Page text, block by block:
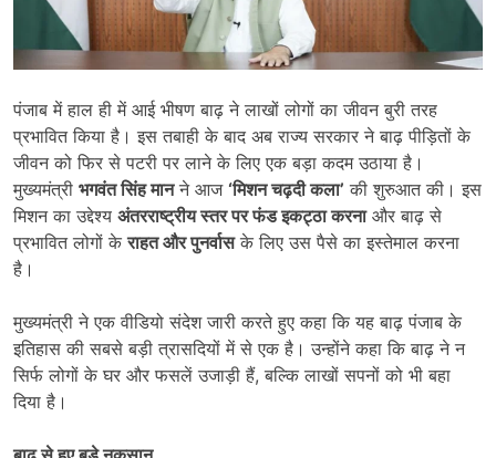
पंजाब में हाल ही में आई भीषण बाढ़ ने लाखों लोगों का जीवन बुरी तरह
प्रभावित किया है। इस तबाही के बाद अब राज्य सरकार ने बाढ़ पीड़ितों के
जीवन को फिर से पटरी पर लाने के लिए एक बड़ा कदम उठाया है।
मुख्यमंत्री भगवंत सिंह मानने आज ‘मिशन चढ़दी कला’ की शुरुआत की। इस
मिशन का उद्देश्य अंतरराष्ट्रीय स्तर पर फंड इकट्ठा करनाऔर बाढ़ से
प्रभावित लोगों केराहत और पुनर्वासके लिए उस पैसे का इस्तेमाल करना
है।
मुख्यमंत्री ने एक वीडियो संदेश जारी करते हुए कहा कि यह बाढ़ पंजाब के
इतिहास की सबसे बड़ी त्रासदियों में से एक है। उन्होंने कहा कि बाढ़ ने न
सिर्फ लोगों के घर और फसलें उजाड़ी हैं, बल्कि लाखों सपनों को भी बहा
दिया है।